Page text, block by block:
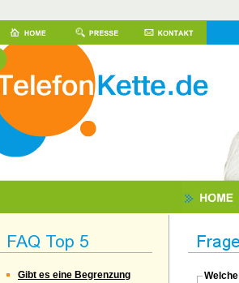
Gibt es eine Begrenzung